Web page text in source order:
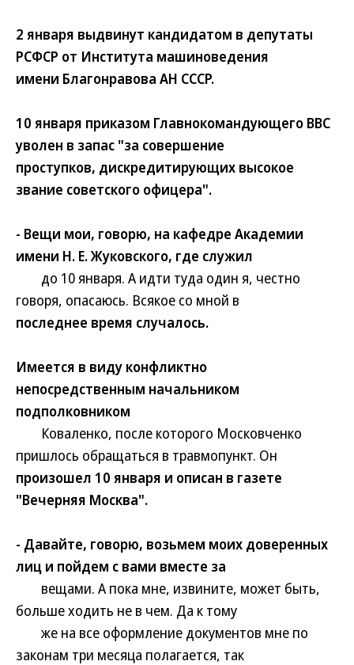
2 января выдвинут кандидатом в депутаты
РСФСР от Института машиноведения
имени Благонравова АН СССР.
10 января приказом Главнокомандующего ВВС
уволен в запас "за совершение
проступков, дискредитирующих высокое
звание советского офицера".
- Вещи мои, говорю, на кафедре Академии
имени Н. Е. Жуковского, где служил
до 10 января. А идти туда один я, честно
говоря, опасаюсь. Всякое со мной в
последнее время случалось.
Имеется в виду конфликтно
непосредственным начальником
подполковником
Коваленко, после которого Московченко
пришлось обращаться в травмопункт. Он
произошел 10 января и описан в газете
"Вечерняя Москва".
- Давайте, говорю, возьмем моих доверенных
лиц и пойдем с вами вместе за
вещами. А пока мне, извините, может быть,
больше ходить не в чем. Да к тому
же на все оформление документов мне по
законам три месяца полагается, так